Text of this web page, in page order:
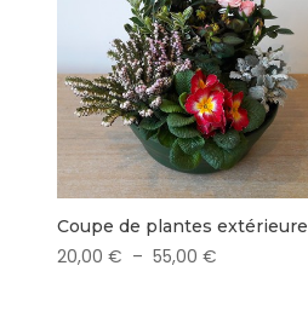
Coupe de plantes extérieure
20,00 € – 55,00 €Plage